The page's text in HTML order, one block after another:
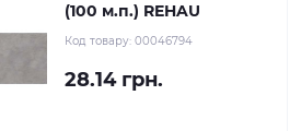
(100 м.п.) REHAU
Код товару: 00046794
28.14 грн.